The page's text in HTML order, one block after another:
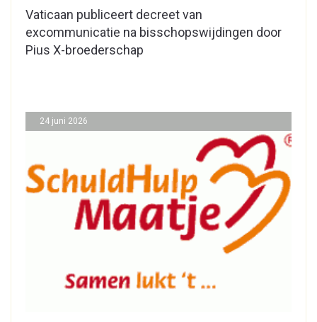
Vaticaan publiceert decreet van
excommunicatie na bisschopswijdingen door
Pius X-broederschap
24 juni 2026